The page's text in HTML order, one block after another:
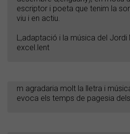
escriptor i poeta que tenim la
viu i en actiu.
L,adaptació i la música del
excel.lent
m agradaria molt la lletra i
evoca els temps de pagesia